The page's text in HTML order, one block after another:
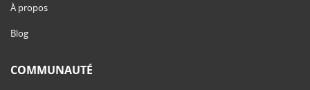
À propos
Blog
COMMUNAUTÉ